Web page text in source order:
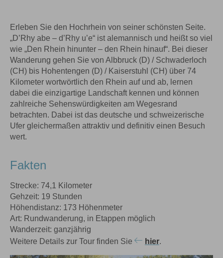
Erleben Sie den Hochrhein von seiner schönsten Seite.
„D’Rhy abe – d’Rhy u’e“ ist alemannisch und heißt so viel
wie „Den Rhein hinunter – den Rhein hinauf“. Bei dieser
Wanderung gehen Sie von Albbruck (D) / Schwaderloch
(CH) bis Hohentengen (D) / Kaiserstuhl (CH) über 74
Kilometer wortwörtlich den Rhein auf und ab, lernen
dabei die einzigartige Landschaft kennen und können
zahlreiche Sehenswürdigkeiten am Wegesrand
betrachten. Dabei ist das deutsche und schweizerische
Ufer gleichermaßen attraktiv und definitiv einen Besuch
wert.
Fakten
Strecke: 74,1 Kilometer
Gehzeit: 19 Stunden
Höhendistanz: 173 Höhenmeter
Art: Rundwanderung, in Etappen möglich
Wanderzeit: ganzjährig
Weitere Details zur Tour finden Sie
hier.